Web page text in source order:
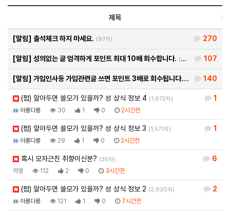
제목
270
[알림] 출석체크 하지 마세요. (97자)
107
[알림] 성의없는 글 엄격하게 포인트 최대 10배 회수합니다. (26자)
140
[알림] 가입인사등 가입관련글 쓰면 포인트 3배로 회수됩니다. (93자)
1
(펌) 알아두면 쓸모가 있을까? 성 상식 정보 4 (1,672자)
아롱다롱 30 1 0 2시간전
1
(펌) 알아두면 쓸모가 있을까? 성 상식 정보 3 (1,571자)
아롱다롱 29 1 0 2시간전
6
혹시 모자근친 취향이신분? (35자)
익명 112 2 0 3시간전
2
(펌) 알아두면 쓸모가 있을까? 성 상식 정보 2 (2,030자)
아롱다롱 121 1 0 7시간전